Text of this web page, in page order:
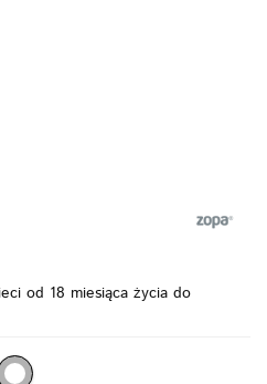
od 18 miesiąca życia do